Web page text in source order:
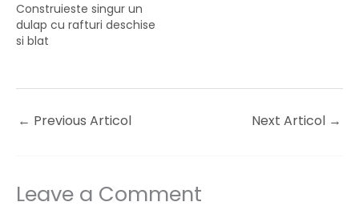
Construieste singur un
dulap cu rafturi deschise
si blat
← Previous Articol Next Articol →
Leave a Comment